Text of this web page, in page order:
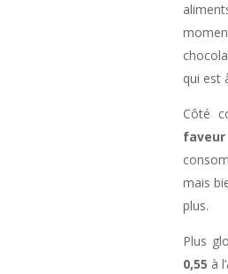
qui est
Côté
mais
plus.
Plus
0,55 à